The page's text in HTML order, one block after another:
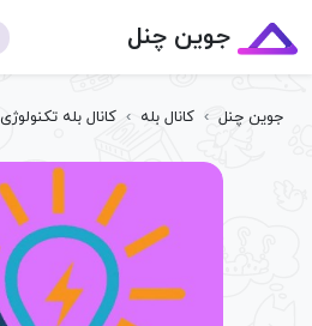
جوین چنل
جوین چنل › کانال بله › کانال بله تکنولوژی